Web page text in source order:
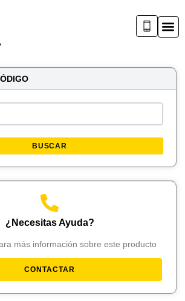
BUSCAR
¿Necesitas Ayuda?
más información sobre este producto
CONTACTAR